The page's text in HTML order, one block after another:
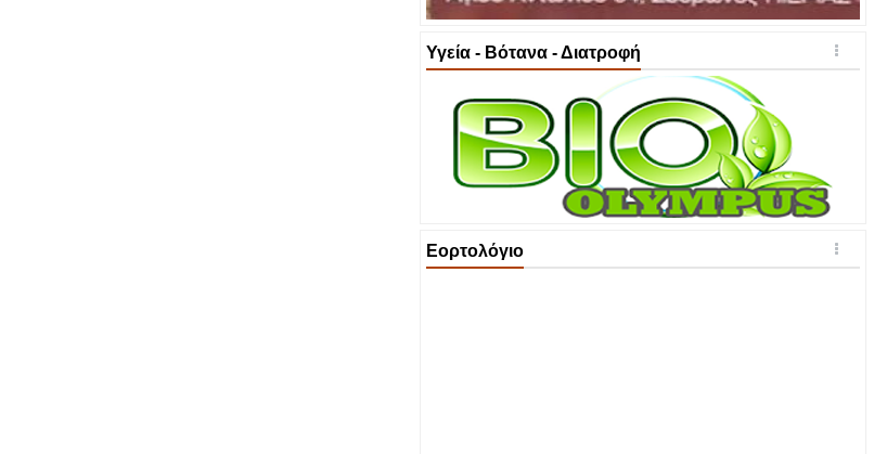
Υγεία - Βότανα - Διατροφή
Εορτολόγιο